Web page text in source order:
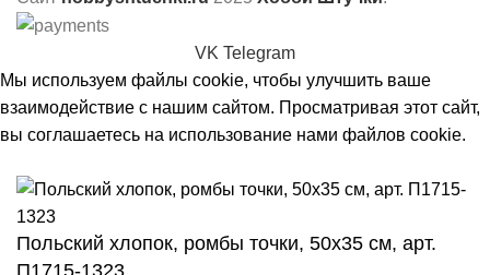
VK Telegram
Мы используем файлы cookie, чтобы улучшить ваше
взаимодействие с нашим сайтом. Просматривая этот сайт,
вы соглашаетесь на использование нами файлов cookie.
Польский хлопок, ромбы точки, 50х35 см, арт.
П1715-1323